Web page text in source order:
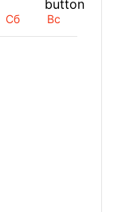
Сб Вс